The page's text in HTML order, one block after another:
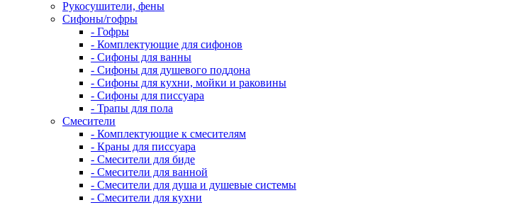
Рукосушители, фены
Сифоны/гофры
- Гофры
- Комплектующие для сифонов
- Сифоны для ванны
- Сифоны для душевого поддона
- Сифоны для кухни, мойки и раковины
- Сифоны для писсуара
- Трапы для пола
Смесители
- Комплектующие к смесителям
- Краны для писсуара
- Смесители для биде
- Смесители для ванной
- Смесители для душа и душевые системы
- Смесители для кухни